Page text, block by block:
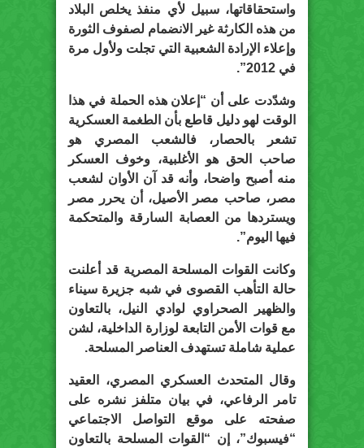
واستحقاقاتها، سبيل لأي منفذ يخلص البلاد
من هذه الكارثة غير الانضمام لصفوف الثورة
وإعلاء الإرادة الشعبية التي تجلت ولأول مرة
في 2012”.
وشدّدت على أن “إعلان هذه الحملة في هذا
الوقت لهو دليل قاطع بأن الطغمة العسكرية
تشعر بالحصار، فالشعب المصري هو
صاحب الحق هو الأغلبية، وخوف العسكر
منه أصبح واضحا، وأنه قد آن الأوان لشعب
مصر، صاحب مصر الأصيل، أن يحرر مصر
ويستردها من العصابة السارقة والمتحكمة
فيها اليوم”.
وكانت القوات المسلحة المصرية قد أعلنت
حالة التأهب القصوى في شبه جزيرة سيناء
والظهير الصحراوي لوادي النيل، بالتعاون
مع قوات الأمن التابعة لوزارة الداخلية، لشن
عملية شاملة تستهدف العناصر المسلحة.
وقال المتحدث العسكري المصري، العقيد
تامر الرفاعي، في بيان متلفز نشره على
صفحته على موقع التواصل الاجتماعي
“فيسبوك”، إن “القوات المسلحة بالتعاون